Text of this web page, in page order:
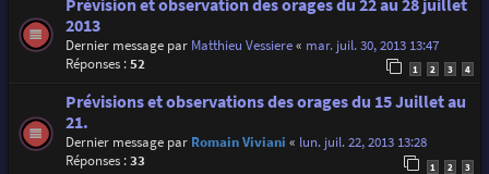
Prévision et observation des orages du 22 au 28 juillet
2013
Dernier message par Matthieu Vessiere« mar. juil. 30, 2013 13:47
Réponses :52 1 2 3 4
Prévisions et observations des orages du 15 Juillet au
21.
Dernier message par Romain Viviani « lun. juil. 22, 2013 13:28
Réponses :33 1 2 3